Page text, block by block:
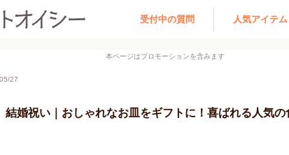
受付中の質問 人気アイテム
本ページはプロモーションを含みます
27
結婚祝い｜おしゃれなお皿をギフトに！喜ばれる人気の